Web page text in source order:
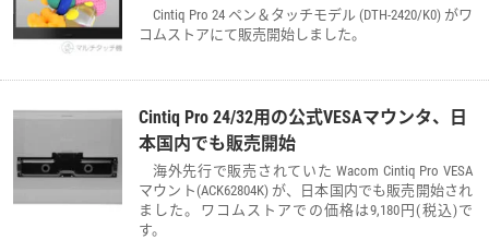
Cintiq Pro 24 ペン＆タッチモデル (DTH-2420/K0) がワ
コムストアにて販売開始しました。
Cintiq Pro 24/32用の公式VESAマウンタ、日
本国内でも販売開始
海外先行で販売されていた Wacom Cintiq Pro VESA
マウント(ACK62804K) が、日本国内でも販売開始され
ました。ワコムストアでの価格は9,180円(税込)で
す。